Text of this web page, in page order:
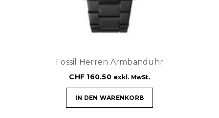
Fossil Herren Armbanduhr
CHF 160.50 exkl. MwSt.
IN DEN WARENKORB